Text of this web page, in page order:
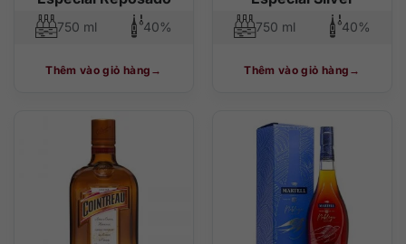
750 ml 40%
Thêm vào giỏ hàng
750 ml 40%
Thêm vào giỏ hàng